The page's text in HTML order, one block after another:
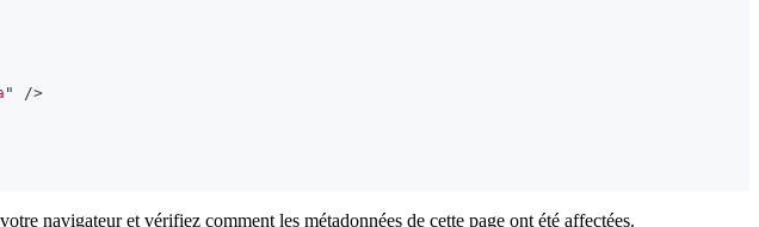
"
/>
navigateur et vérifiez comment les métadonnées de cette page ont été affectées.